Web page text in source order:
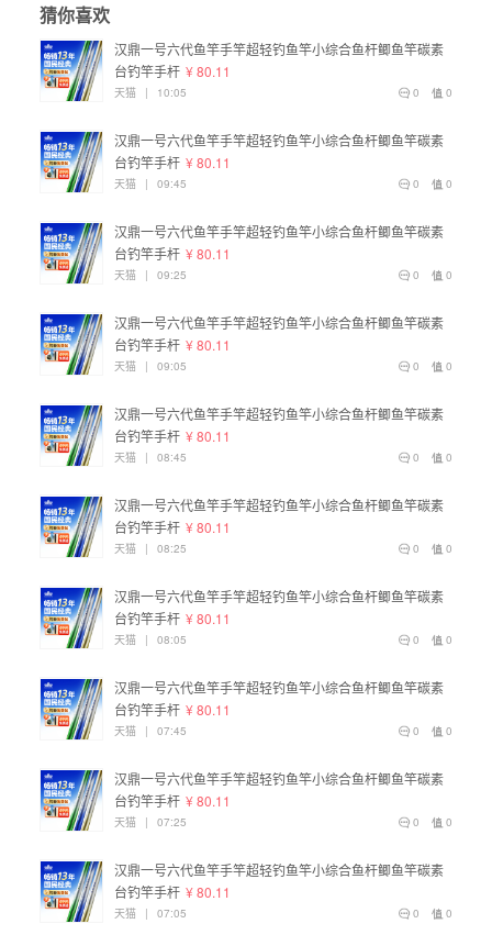
猜你喜欢
汉鼎一号六代鱼竿手竿超轻钓鱼竿小综合鱼杆鲫鱼竿碳素
台钓竿手杆 ¥ 80.11
0
0
天猫 | 10:05
汉鼎一号六代鱼竿手竿超轻钓鱼竿小综合鱼杆鲫鱼竿碳素
台钓竿手杆 ¥ 80.11
0
0
天猫 | 09:45
汉鼎一号六代鱼竿手竿超轻钓鱼竿小综合鱼杆鲫鱼竿碳素
台钓竿手杆 ¥ 80.11
0
0
天猫 | 09:25
汉鼎一号六代鱼竿手竿超轻钓鱼竿小综合鱼杆鲫鱼竿碳素
台钓竿手杆 ¥ 80.11
0
0
天猫 | 09:05
汉鼎一号六代鱼竿手竿超轻钓鱼竿小综合鱼杆鲫鱼竿碳素
台钓竿手杆 ¥ 80.11
0
0
天猫 | 08:45
汉鼎一号六代鱼竿手竿超轻钓鱼竿小综合鱼杆鲫鱼竿碳素
台钓竿手杆 ¥ 80.11
0
0
天猫 | 08:25
汉鼎一号六代鱼竿手竿超轻钓鱼竿小综合鱼杆鲫鱼竿碳素
台钓竿手杆 ¥ 80.11
0
0
天猫 | 08:05
汉鼎一号六代鱼竿手竿超轻钓鱼竿小综合鱼杆鲫鱼竿碳素
台钓竿手杆 ¥ 80.11
0
0
天猫 | 07:45
汉鼎一号六代鱼竿手竿超轻钓鱼竿小综合鱼杆鲫鱼竿碳素
台钓竿手杆 ¥ 80.11
0
0
天猫 | 07:25
汉鼎一号六代鱼竿手竿超轻钓鱼竿小综合鱼杆鲫鱼竿碳素
台钓竿手杆 ¥ 80.11
0
0
天猫 | 07:05